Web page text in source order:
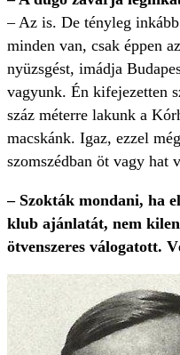
– Az is. De tényleg
minden van, csak éppen
nyüzsgést, imádja
vagyunk. Én kifejezetten
száz méterre lakunk a
macskánk. Igaz, ezzel
szomszédban öt vagy hat
– Szokták mondani, ha
klub ajánlatát, nem
ötvenszeres válogatott.